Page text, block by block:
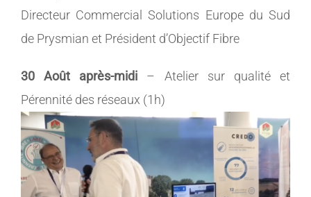
Directeur Commercial Solutions Europe du Sud
de Prysmian et Président d’Objectif Fibre
30 Août après-midi – Atelier sur qualité et
Pérennité des réseaux (1h)